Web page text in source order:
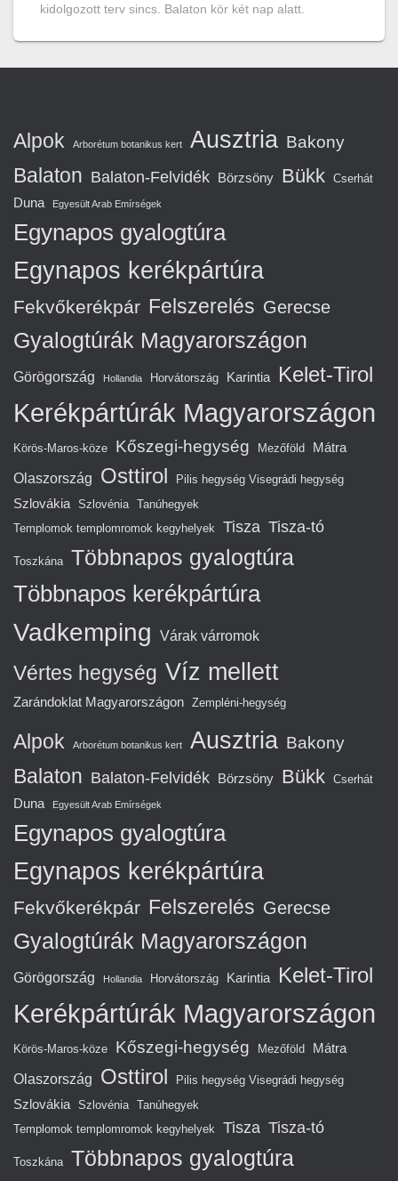
kidolgozott terv sincs. Balaton kör két nap alatt.
Alpok Arborétum botanikus kert Ausztria Bakony
Balaton Balaton-Felvidék Börzsöny Bükk Cserhát
Duna Egyesült Arab Emírségek
Egynapos gyalogtúra
Egynapos kerékpártúra
Fekvőkerékpár Felszerelés Gerecse
Gyalogtúrák Magyarországon
Görögország Hollandia Horvátország Karintia Kelet-Tirol
Kerékpártúrák Magyarországon
Körös-Maros-köze Kőszegi-hegység Mezőföld Mátra
Olaszország Osttirol Pilis hegység Visegrádi hegység
Szlovákia Szlovénia Tanúhegyek
Templomok templomromok kegyhelyek
Tisza Tisza-tó
Toszkána Többnapos gyalogtúra
Többnapos kerékpártúra
Vadkemping Várak várromok
Vértes hegység Víz mellett
Zarándoklat Magyarországon Zempléni-hegység
Alpok Arborétum botanikus kert Ausztria Bakony
Balaton Balaton-Felvidék Börzsöny Bükk Cserhát
Duna Egyesült Arab Emírségek
Egynapos gyalogtúra
Egynapos kerékpártúra
Fekvőkerékpár Felszerelés Gerecse
Gyalogtúrák Magyarországon
Görögország Hollandia Horvátország Karintia Kelet-Tirol
Kerékpártúrák Magyarországon
Körös-Maros-köze Kőszegi-hegység Mezőföld Mátra
Olaszország Osttirol Pilis hegység Visegrádi hegység
Szlovákia Szlovénia Tanúhegyek
Templomok templomromok kegyhelyek
Tisza Tisza-tó
Toszkána Többnapos gyalogtúra